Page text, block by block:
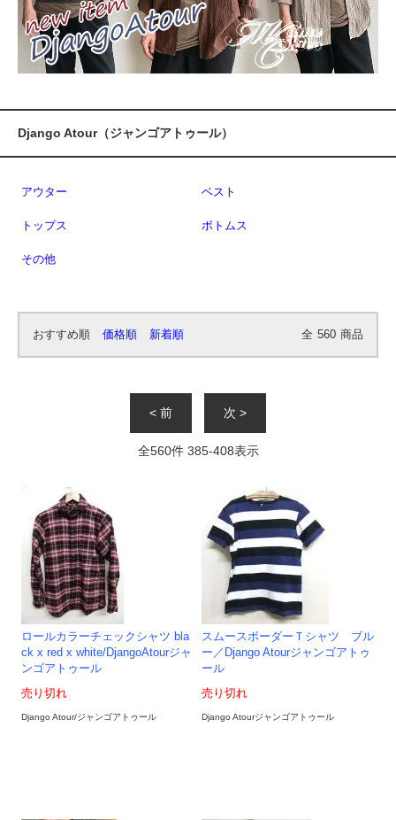
Django Atour（ジャンゴアトゥール）
アウター ベスト
トップス ボトムス
その他
おすすめ順 価格順 新着順 全 560 商品
< 前 次 >
全560件 385-408表示
ロールカラーチェックシャツ bla
ck x red x white/DjangoAtourジャ
ンゴアトゥール
売り切れ
Django Atour/ジャンゴアトゥール
スムースボーダーＴシャツ ブル
ー／Django Atourジャンゴアトゥ
ール
売り切れ
Django Atourジャンゴアトゥール